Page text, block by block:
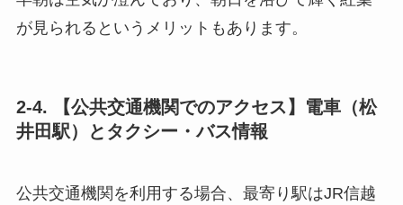
が見られるというメリットもあります。
2-4. 【公共交通機関でのアクセス】電車（松
井田駅）とタクシー・バス情報
公共交通機関を利用する場合、最寄り駅はJR信越